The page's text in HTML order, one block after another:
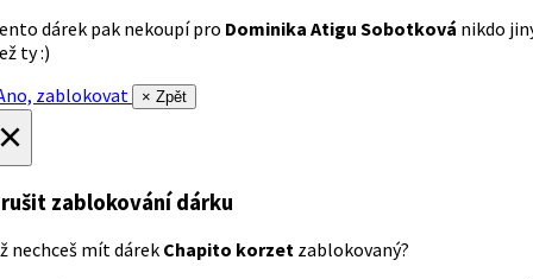
dárek pak nekoupí pro Dominika Atigu Sobotková nikdo
ty :)
zablokovat
× Zpět
zablokování dárku
nechceš mít dárek Chapito korzet zablokovaný?